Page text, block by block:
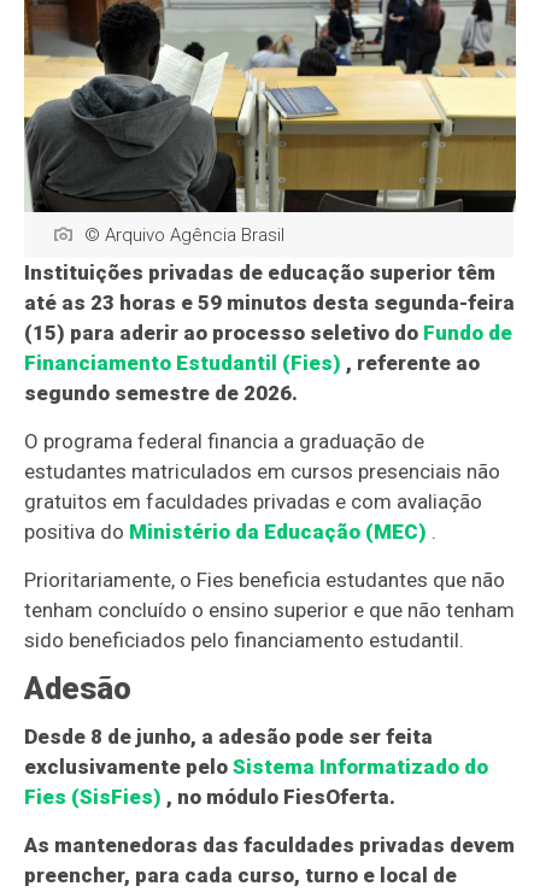
© Arquivo Agência Brasil
Instituições privadas de educação superior têm
até as 23 horas e 59 minutos desta segunda-feira
(15) para aderir ao processo seletivo do Fundo de
Financiamento Estudantil (Fies) , referente ao
segundo semestre de 2026.
O programa federal financia a graduação de
estudantes matriculados em cursos presenciais não
gratuitos em faculdades privadas e com avaliação
positiva do Ministério da Educação (MEC) .
Prioritariamente, o Fies beneficia estudantes que não
tenham concluído o ensino superior e que não tenham
sido beneficiados pelo financiamento estudantil.
Adesão
Desde 8 de junho, a adesão pode ser feita
exclusivamente peloSistema Informatizado do
Fies (SisFies) , no módulo FiesOferta.
As mantenedoras das faculdades privadas devem
preencher, para cada curso, turno e local de